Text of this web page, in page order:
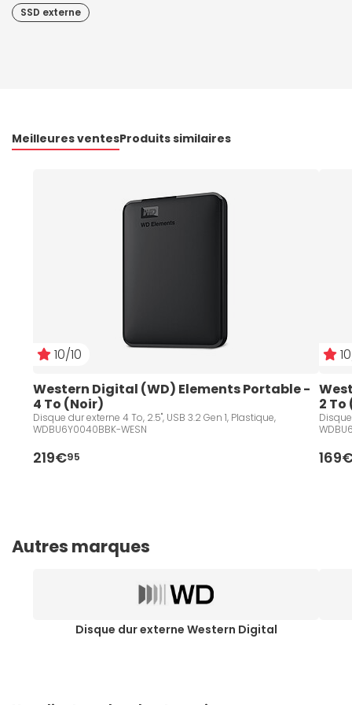
SSD externe
Meilleures ventesProduits similaires
10/10
Western Digital (WD) Elements Portable -
4 To (Noir)
Disque dur externe 4 To, 2.5", USB 3.2 Gen 1, Plastique,
WDBU6Y0040BBK-WESN
219€95
2
Autres marques
Disque dur externe Western Digital